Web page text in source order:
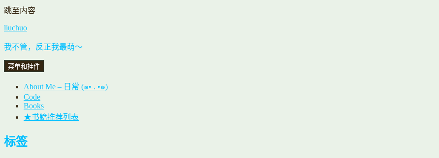
跳至内容
liuchuo
我不管，反正我最萌～
菜单和挂件
About Me – 日常 (๑• . •๑)
Code
Books
★书籍推荐列表
标签